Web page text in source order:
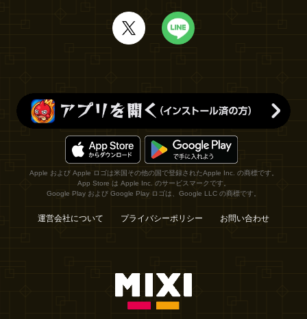
Apple および Apple ロゴは米国その他の国で登録されたApple Inc. の商標です。
App Store は Apple Inc. のサービスマークです。
Google Play および Google Play ロゴは、Google LLC の商標です。
運営会社について プライバシーポリシー お問い合わせ